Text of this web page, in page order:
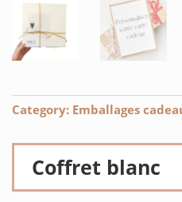
Category: Emballages
Coffret blanc